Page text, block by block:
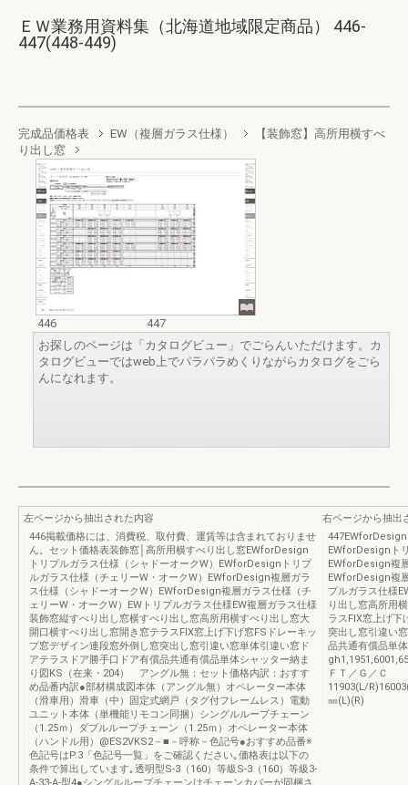
ＥＷ業務用資料集（北海道地域限定商品） 446-
447(448-449)
完成品価格表 EW（複層ガラス仕様）
【装飾窓】高所用横すべ
り出し窓
446
447
お探しのページは「カタログビュー」でごらんいただけます。カ
タログビューではweb上でパラパラめくりながらカタログをごら
んになれます。
左ページから抽出された内容
446掲載価格には、消費税、取付費、運賃等は含まれておりませ
ん。セット価格表装飾窓│高所用横すべり出し窓EWforDesign
トリプルガラス仕様（シャドーオークW）EWforDesignトリプ
ルガラス仕様（チェリーW・オークW）EWforDesign複層ガラ
ス仕様（シャドーオークW）EWforDesign複層ガラス仕様（チ
ェリーW・オークW）EWトリプルガラス仕様EW複層ガラス仕様
装飾窓縦すべり出し窓横すべり出し窓高所用横すべり出し窓大
開口横すべり出し窓開き窓テラスFIX窓上げ下げ窓FSドレーキッ
プ窓デザイン連段窓外倒し窓突出し窓引違い窓単体引違い窓ド
アテラスドア勝手口ドア有償品共通有償品単体シャッター納ま
り図KS（在来・204） アングル無：セット価格内訳：おすす
め品番内訳●部材構成図本体（アングル無）オペレーター本体
（滑車用）滑車（中）固定式網戸（タグ付フレームレス）電動
ユニット本体（単機能リモコン同捆）シングルループチェーン
（1.25ｍ）ダブルループチェーン（1.25ｍ）オペレーター本体
（ハンドル用）@ES2VKS2－■－呼称－色記号●おすすめ品番※
色記号はP.3「色記号一覧」をご確認ください｡価格表は以下の
条件で算出しています｡透明型S-3（160）等級S-3（160）等級3-
A-33-A-型4●シングルループチェーンはチェーンカバーが同梱さ
右ページから抽出
447EWforDesign
EWforDesignト
EWforDesign複
EWforDesign複
プルガラス仕様
り出し窓高所用
ラスFIX窓上げ下
突出し窓引違い
品共通有償品単
ＦＴ／Ｇ／Ｃ
11903(L/
㎜(L)(R)